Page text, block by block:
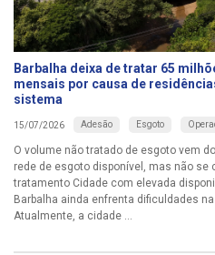
Barbalha deixa de tratar 65
mensais por causa de
sistema
15/07/2026 Adesão Esgoto
O volume não tratado de esgoto vem
rede de esgoto disponível, mas não
tratamento Cidade com elevada
Barbalha ainda enfrenta dificuldades
Atualmente, a cidade ...